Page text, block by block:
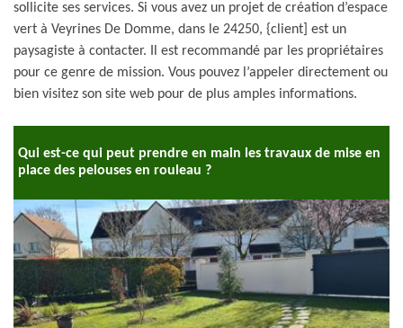
sollicite ses services. Si vous avez un projet de création d’espace
vert à Veyrines De Domme, dans le 24250, {client] est un
paysagiste à contacter. Il est recommandé par les propriétaires
pour ce genre de mission. Vous pouvez l’appeler directement ou
bien visitez son site web pour de plus amples informations.
Qui est-ce qui peut prendre en main les travaux de mise en
place des pelouses en rouleau ?